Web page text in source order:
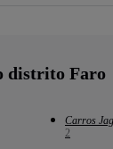
distrito Faro
Carros
2